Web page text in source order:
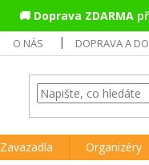
🚚 Doprava ZDARMA
O NÁS DOPRAVA A
Zavazadla Organizéry